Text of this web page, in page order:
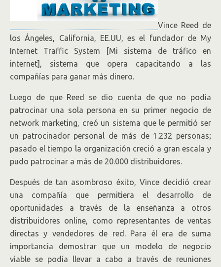
Vince Reed de
los Ángeles, California, EE.UU, es el fundador de My
Internet Traffic System [Mi sistema de tráfico en
internet], sistema que opera capacitando a las
compañías para ganar más dinero.
Luego de que Reed se dio cuenta de que no podía
patrocinar una sola persona en su primer negocio de
network marketing, creó un sistema que le permitió ser
un patrocinador personal de más de 1.232 personas;
pasado el tiempo la organización creció a gran escala y
pudo patrocinar a más de 20.000 distribuidores.
Después de tan asombroso éxito, Vince decidió crear
una compañía que permitiera el desarrollo de
oportunidades a través de la enseñanza a otros
distribuidores online, como representantes de ventas
directas y vendedores de red. Para él era de suma
importancia demostrar que un modelo de negocio
viable se podía llevar a cabo a través de reuniones